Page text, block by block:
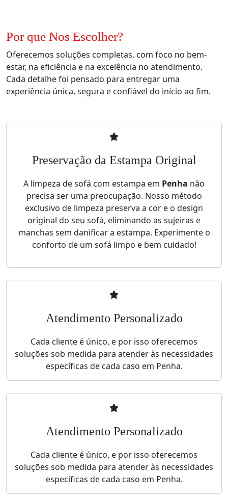
Por que Nos Escolher?
Oferecemos soluções completas, com foco no bem-
estar, na eficiência e na excelência no atendimento.
Cada detalhe foi pensado para entregar uma
experiência única, segura e confiável do início ao fim.
Preservação da Estampa Original
A limpeza de sofá com estampa em Penha não
precisa ser uma preocupação. Nosso método
exclusivo de limpeza preserva a cor e o design
original do seu sofá, eliminando as sujeiras e
manchas sem danificar a estampa. Experimente o
conforto de um sofá limpo e bem cuidado!
Atendimento Personalizado
Cada cliente é único, e por isso oferecemos
soluções sob medida para atender às necessidades
específicas de cada caso em Penha.
Atendimento Personalizado
Cada cliente é único, e por isso oferecemos
soluções sob medida para atender às necessidades
específicas de cada caso em Penha.